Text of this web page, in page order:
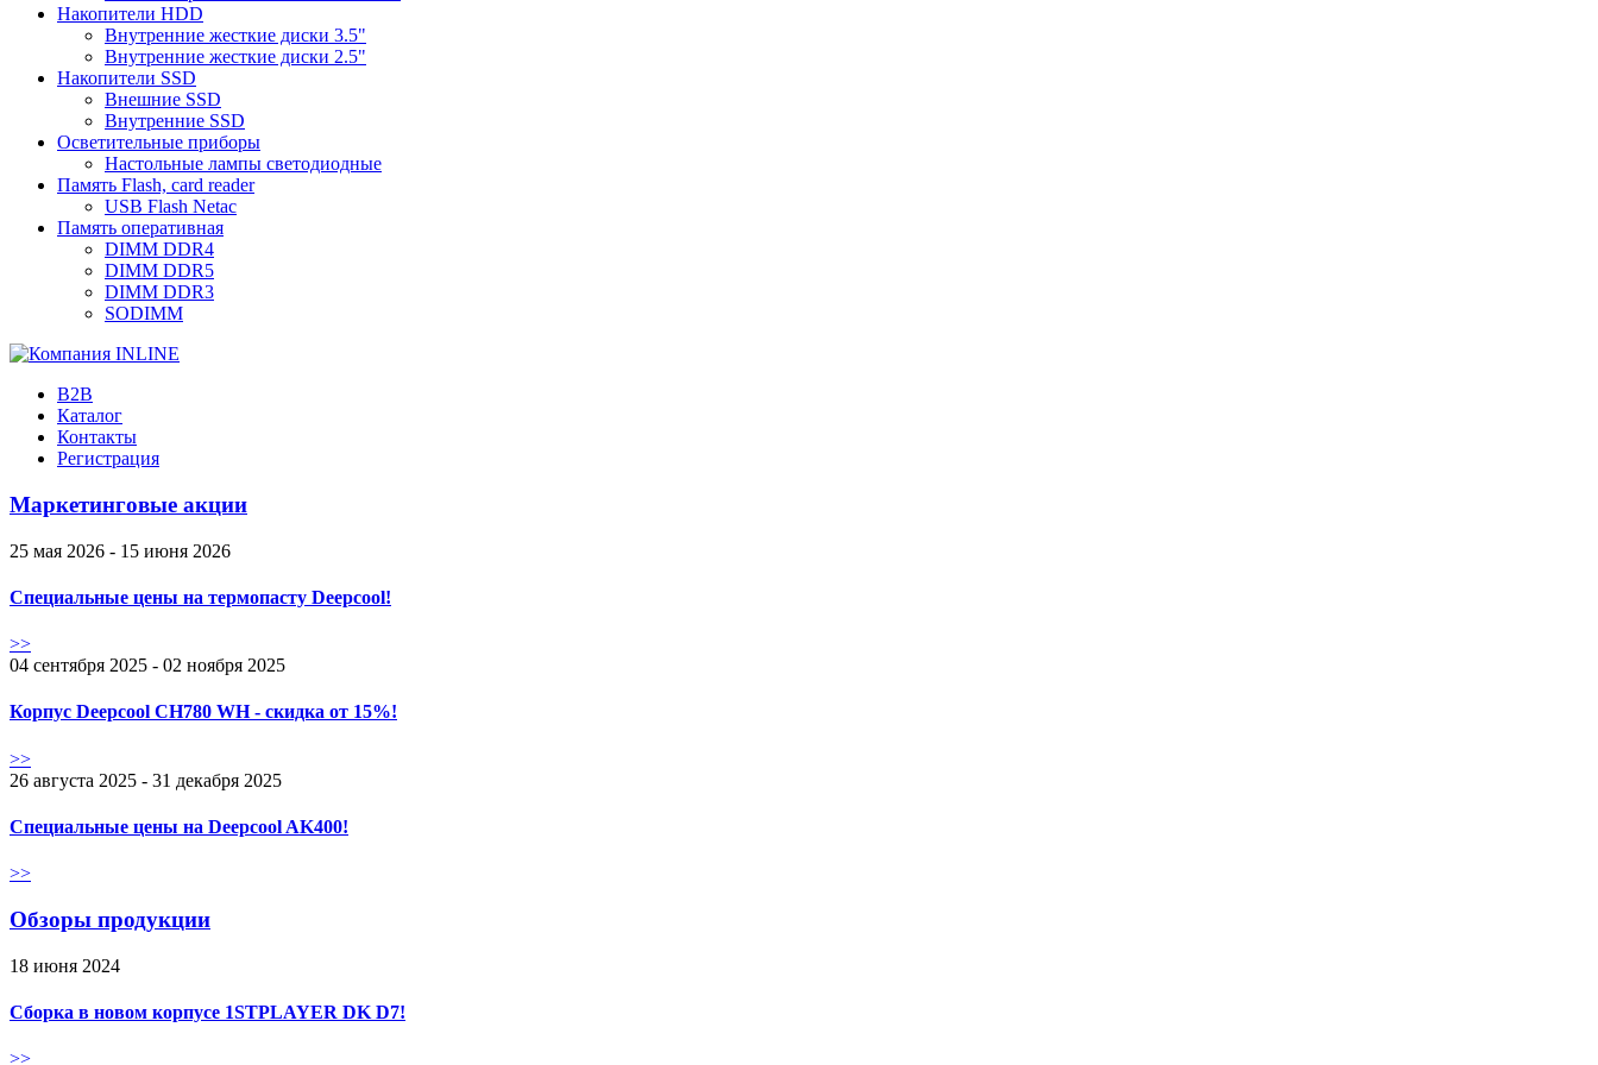
Накопители HDD
Внутренние жесткие диски 3.5"
Внутренние жесткие диски 2.5"
Накопители SSD
Внешние SSD
Внутренние SSD
Осветительные приборы
Настольные лампы светодиодные
Память Flash, card reader
USB Flash Netac
Память оперативная
DIMM DDR4
DIMM DDR5
DIMM DDR3
SODIMM
B2B
Каталог
Контакты
Регистрация
Маркетинговые акции
25 мая 2026 - 15 июня 2026
Специальные цены на термопасту Deepcool!
>>
04 сентября 2025 - 02 ноября 2025
Корпус Deepcool CH780 WH - скидка от 15%!
>>
26 августа 2025 - 31 декабря 2025
Специальные цены на Deepcool AK400!
>>
Обзоры продукции
18 июня 2024
Сборка в новом корпусе 1STPLAYER DK D7!
>>